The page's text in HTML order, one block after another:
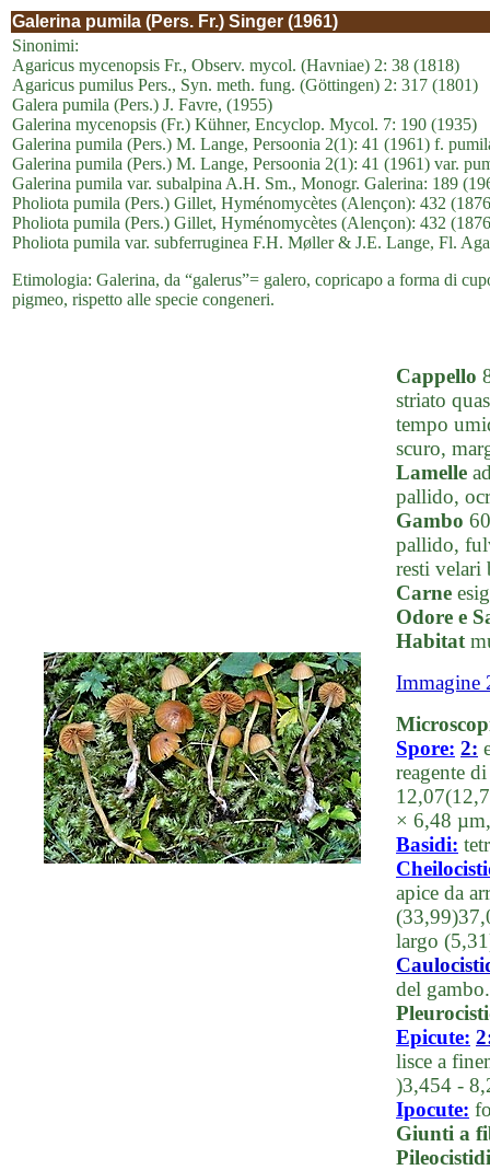
Galerina pumila (Pers. Fr.) Singer (1961)
Sinonimi:
Agaricus mycenopsis Fr., Observ. mycol. (Havniae) 2: 38 (1818)
Agaricus pumilus Pers., Syn. meth. fung. (Göttingen) 2: 317 (1801)
Galera pumila (Pers.) J. Favre, (1955)
Galerina mycenopsis (Fr.) Kühner, Encyclop. Mycol. 7: 190 (1935)
Galerina pumila (Pers.) M. Lange, Persoonia 2(1): 41 (1961) f.
Galerina pumila (Pers.) M. Lange, Persoonia 2(1): 41 (1961) var.
Galerina pumila var. subalpina A.H. Sm., Monogr. Galerina: 189
Pholiota pumila (Pers.) Gillet, Hyménomycètes (Alençon): 432
Pholiota pumila (Pers.) Gillet, Hyménomycètes (Alençon): 432
Pholiota pumila var. subferruginea F.H. Møller & J.E. Lange, Fl.
Etimologia: Galerina, da “galerus”= galero, copricapo a forma di
pigmeo, rispetto alle specie congeneri.
Cappello
striato
tempo
scuro,
Lamelle
pallido,
Gambo
pallido,
resti velari
Carne
Odore e
Habitat
Immagine
Spore: 2:
reagente
× 6,48
Basidi:
apice da
largo
del gambo.
Epicute:
lisce a
)3,454 -
Ipocute:
Giunti a
Pileocistidi